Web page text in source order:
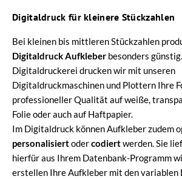
Digitaldruck für kleinere Stückzahlen
Bei kleinen bis mittleren Stückzahlen
Digitaldruck Aufkleber besonders
Digitaldruckerei drucken wir mit unseren
Digitaldruckmaschinen und Plottern Ihre
professioneller Qualität auf weiße,
Folie oder auch auf Haftpapier.
Im Digitaldruck können Aufkleber zudem
personalisiertodercodiertwerden. Sie
hierfür aus Ihrem Datenbank-Programm
erstellen Ihre Aufkleber mit den variablen